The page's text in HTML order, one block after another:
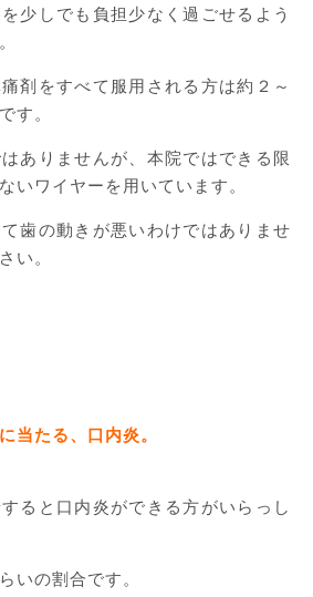
少しでも負担少なく過ごせるよう
剤をすべて服用される方は約２～
す。
ありませんが、本院ではできる限
いワイヤーを用いています。
歯の動きが悪いわけではありませ
い。
たる、口内炎。
ると口内炎ができる方がいらっし
いの割合です。